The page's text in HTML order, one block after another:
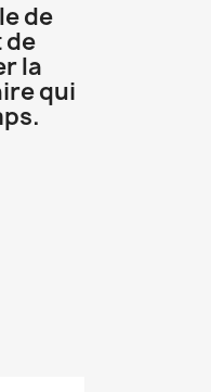
de
de
la
qui